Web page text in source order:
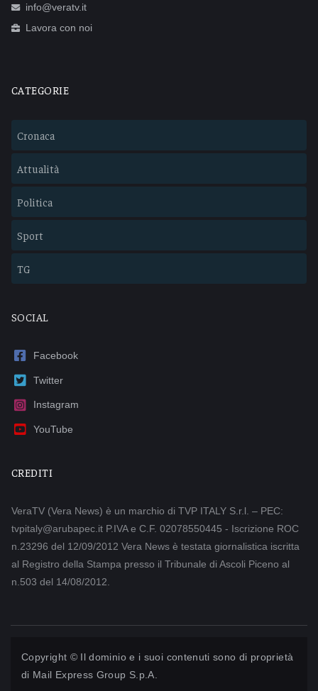
info@veratv.it
Lavora con noi
CATEGORIE
Cronaca
Attualità
Politica
Sport
TG
SOCIAL
Facebook
Twitter
Instagram
YouTube
CREDITI
VeraTV (Vera News) è un marchio di TVP ITALY S.r.l. – PEC:
tvpitaly@arubapec.it P.IVA e C.F. 02078550445 - Iscrizione ROC
n.23296 del 12/09/2012 Vera News è testata giornalistica iscritta
al Registro della Stampa presso il Tribunale di Ascoli Piceno al
n.503 del 14/08/2012.
Copyright © Il dominio e i suoi contenuti sono di proprietà
di Mail Express Group S.p.A.